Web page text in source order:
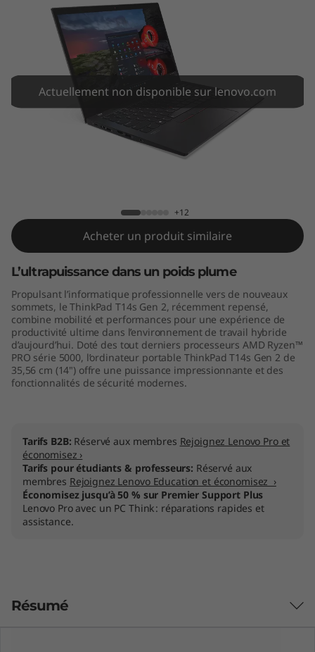
G
e
1
4
A
M
D
Actuellement non disponible sur lenovo.com
+12
Acheter un produit similaire
L’ultrapuissance dans un poids plume
Propulsant l’informatique professionnelle vers de nouveaux
sommets, le ThinkPad T14s Gen 2, récemment repensé,
combine mobilité et performances pour une expérience de
productivité ultime dans l’environnement de travail hybride
d’aujourd’hui. Doté des tout derniers processeurs AMD Ryzen™
PRO série 5000, l’ordinateur portable ThinkPad T14s Gen 2 de
35,56 cm (14") offre une puissance impressionnante et des
fonctionnalités de sécurité modernes.
Tarifs B2B: Réservé aux membres Rejoignez Lenovo Pro et
économisez ›
Tarifs pour étudiants & professeurs: Réservé aux
membres Rejoignez Lenovo Education et économisez ›
Économisez jusqu’à 50 % sur Premier Support Plus
Lenovo Pro avec un PC Think : réparations rapides et
assistance.
Résumé